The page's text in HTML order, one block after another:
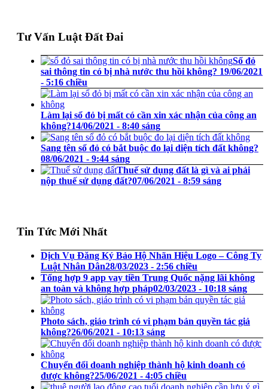
Tư Vấn Luật Đất Đai
Sổ đỏ
sai thông tin có bị nhà nước thu hồi không? 19/06/2021
- 5:16 chiều
Làm lại sổ đỏ bị mất có cần xin xác nhận của công an
không?14/06/2021 - 8:40 sáng
Sang tên sổ đỏ có bắt buộc đo lại diện tích đất không?
08/06/2021 - 9:44 sáng
Thuế sử dụng đất là gì và ai phải
nộp thuế sử dụng đất?07/06/2021 - 8:59 sáng
Tin Tức Mới Nhất
Dịch Vụ Đăng Ký Bảo Hộ Nhãn Hiệu Logo – Công Ty
Luật Nhân Dân28/03/2023 - 2:56 chiều
Tổng hợp 9 app vay tiền Trung Quốc nặng lãi không
an toàn và không hợp pháp02/03/2023 - 10:18 sáng
Photo sách, giáo trình có vi phạm bản quyền tác giả
không?26/06/2021 - 10:13 sáng
Chuyển đổi doanh nghiệp thành hộ kinh doanh có
được không?25/06/2021 - 4:05 chiều